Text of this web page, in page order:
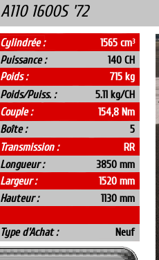
A110 1600S '72
Cylindrée : 1565 cm3
Puissance :
140 CH
Poids :
715 kg
Poids/Puiss. :
5.11 kg/CH
Couple :
154,8 Nm
Boîte :
5
Transmission :
RR
Longueur :
3850 mm
Largeur :
1520 mm
Hauteur :
1130 mm
Type d'Achat : Neuf